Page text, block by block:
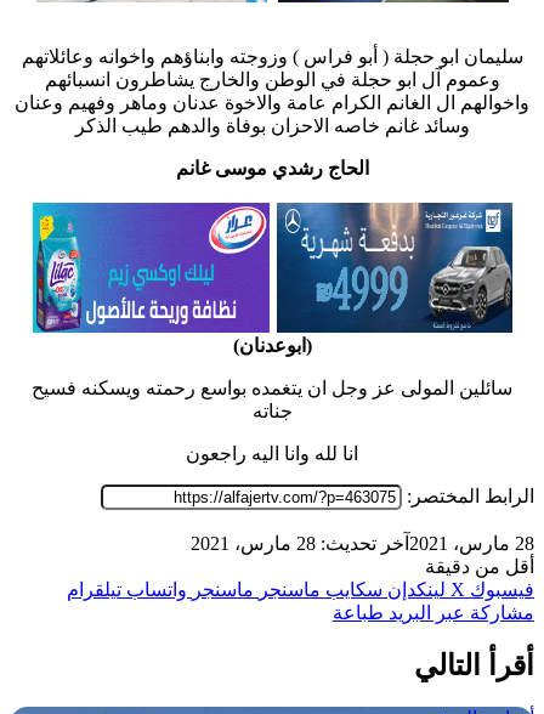
سليمان ابو حجلة ( أبو فراس ) وزوجته وابناؤهم واخوانه وعائلاتهم
وعموم آل ابو حجلة في الوطن والخارج يشاطرون انسبائهم
واخوالهم ال الغانم الكرام عامة والاخوة عدنان وماهر وفهيم وعنان
وسائد غانم خاصه الاحزان بوفاة والدهم طيب الذكر
الحاج رشدي موسى غانم
(ابوعدنان)
سائلين المولى عز وجل ان يتغمده بواسع رحمته ويسكنه فسيح
جناته
انا لله وانا اليه راجعون
الرابط المختصر:
28 مارس، 2021
آخر تحديث: 28 مارس، 2021
أقل من دقيقة
فيسبوك ‫X لينكدإن سكايب ماسنجر ماسنجر واتساب تيلقرام
مشاركة عبر البريد طباعة
أقرأ التالي